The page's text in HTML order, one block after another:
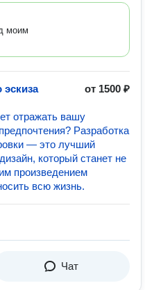
моим
эскиза
от 1500 ₽
отражать вашу
Разработка
— это лучший
который станет не
произведением
всю жизнь.
Чат